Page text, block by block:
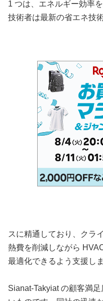
1 つは、エネルギー効率
技術者は最新の省エネ技
スに精通しており、クラ
熱費を削減しながら
最適化できるよう支援しま
Sianat-Takyiat の顧客満